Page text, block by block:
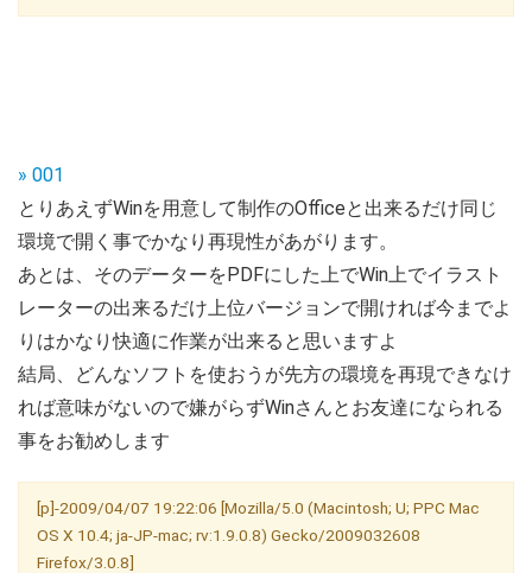
» 001
とりあえずWinを用意して制作のOfficeと出来るだけ同じ
環境で開く事でかなり再現性があがります。
あとは、そのデーターをPDFにした上でWin上でイラスト
レーターの出来るだけ上位バージョンで開ければ今までよ
りはかなり快適に作業が出来ると思いますよ
結局、どんなソフトを使おうが先方の環境を再現できなけ
れば意味がないので嫌がらずWinさんとお友達になられる
事をお勧めします
[p]-2009/04/07 19:22:06 [Mozilla/5.0 (Macintosh; U; PPC Mac
OS X 10.4; ja-JP-mac; rv:1.9.0.8) Gecko/2009032608
Firefox/3.0.8]